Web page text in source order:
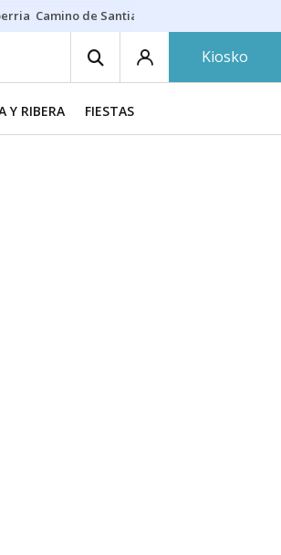
Camino de Santiago
Kiosko
Y RIBERA FIESTAS